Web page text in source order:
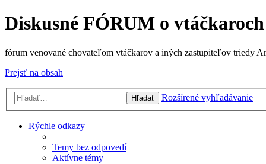
Diskusné FÓRUM o vtáčkaroch
fórum venované chovateľom vtáčkarov a iných zastupiteľov triedy
Prejsť na obsah
Hľadať Rozšírené vyhľadávanie
Rýchle odkazy
Temy bez odpovedí
Aktívne témy